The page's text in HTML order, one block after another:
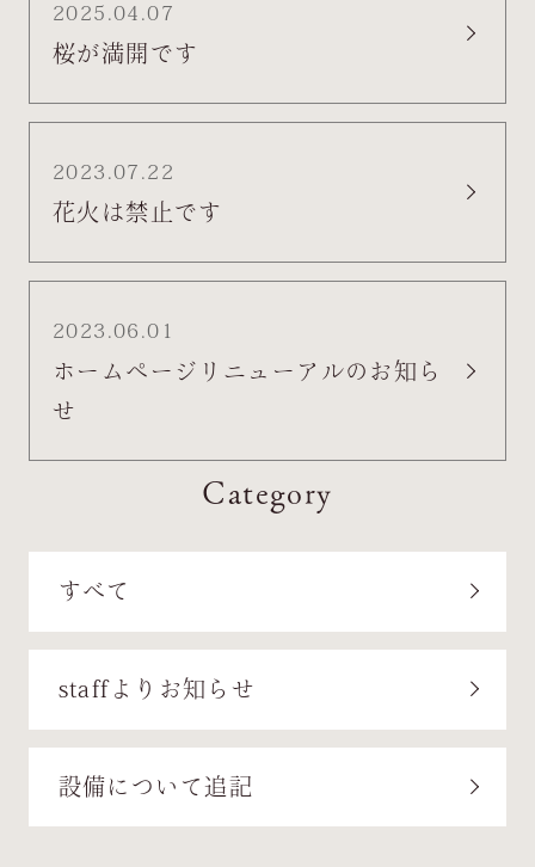
2025.04.07
桜が満開です
2023.07.22
花火は禁止です
2023.06.01
ホームページリニューアルのお知ら
せ
Category
すべて
staffよりお知らせ
設備について追記